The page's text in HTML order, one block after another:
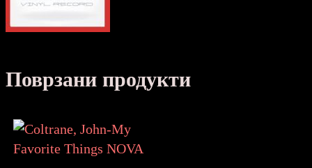
Поврзани продукти